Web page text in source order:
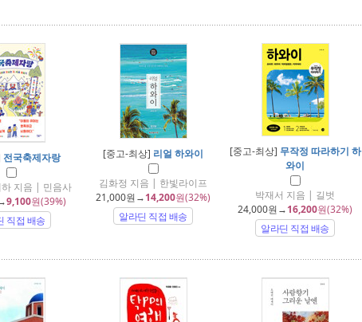
전국축제자랑
지음 | 민음사
9,100원(39%)
직접 배송
[중고-최상] 리얼 하와이
김화정 지음 | 한빛라이프
21,000원→14,200원(32%)
알라딘 직접 배송
[중고-최상] 무작정 따라하기 하
와이
박재서 지음 | 길벗
24,000원→16,200원(32%)
알라딘 직접 배송